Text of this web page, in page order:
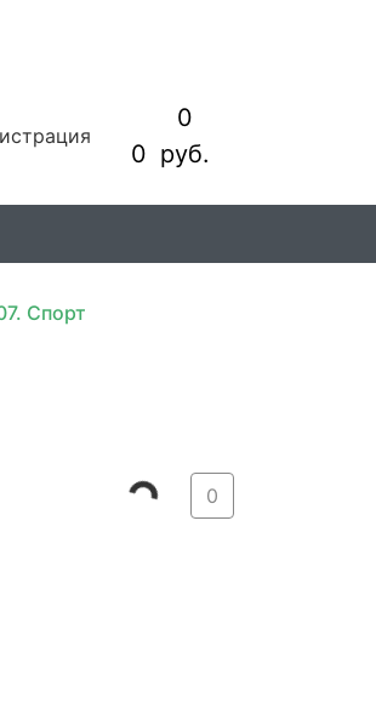
0
0
руб.
Спорт
0